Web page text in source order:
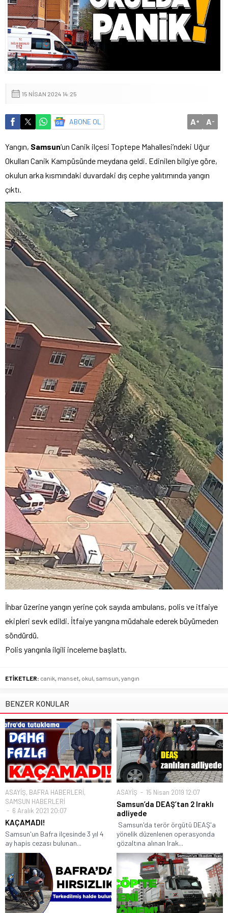
15 NISAN 2024 14:25
ABONE OL A+ A-
Yangın, Samsun‘un Canik ilçesi Toptepe Mahallesi’ndeki Uğur
Okulları Canik Kampüsünde meydana geldi. Edinilen bilgiye göre,
okulun arka kısmındaki duvardaki dış cephe yalıtımında yangın
çıktı.
İhbar üzerine yangın yerine çok sayıda ambulans, polis ve itfaiye
ekipleri sevk edildi. İtfaiye yangına müdahale ederek büyümeden
söndürdü.
Polis yangınla ilgili inceleme başlattı.
ETİKETLER: canik manset okul samsun yangın
BENZER KONULAR
ASAYİŞ, BAFRA HABERLERİ,
SAMSUN HABERLERİ
6 Aralık 2021 20:07
KAÇAMADI!
Samsun'un Bafra ilçesinde 3 yıl 4
ay hapis cezası bulunan...
ASAYİŞ 15 Nisan 2019 12:07
Samsun’da DEAŞ’tan 2 Iraklı
adliyede
Samsun'da terör örgütü DEAŞ'a
yönelik düzenlenen operasyonda
gözaltına alınan Irak...